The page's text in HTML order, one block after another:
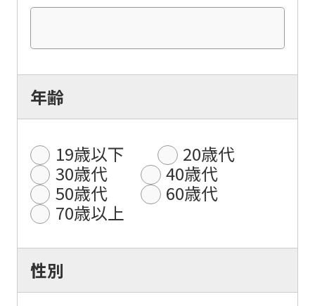
年齢
19歳以下
20歳代
30歳代
40歳代
50歳代
60歳代
70歳以上
性別